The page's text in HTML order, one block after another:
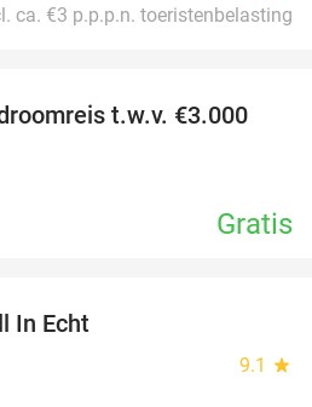
ca. €3 p.p.p.n. toeristenbelasting
t.w.v. €3.000
Gratis
In Echt
9.1 star